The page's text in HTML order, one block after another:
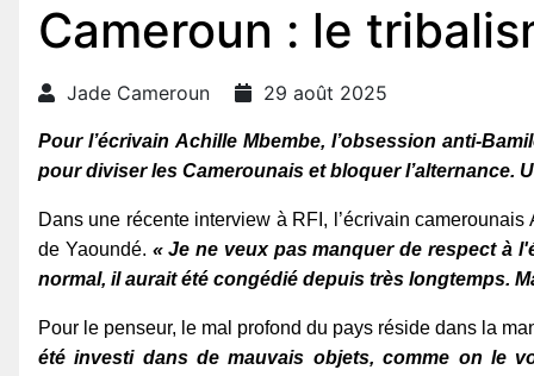
Cameroun : le
Jade Cameroun 29 août 2025
Pour l’écrivain Achille Mbembe, l’obsession anti-
pour diviser les Camerounais et bloquer
Dans une récente interview à RFI, l’écrivain
de Yaoundé. « Je ne veux pas manquer de respect à
normal, il aurait été congédié depuis très longtemps.
Pour le penseur, le mal profond du pays réside dans la
été investi dans de mauvais objets, comme on le